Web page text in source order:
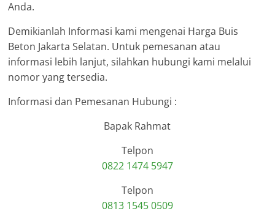
Anda.
Demikianlah Informasi kami mengenai Harga Buis
Beton Jakarta Selatan. Untuk pemesanan atau
informasi lebih lanjut, silahkan hubungi kami melalui
nomor yang tersedia.
Informasi dan Pemesanan Hubungi :
Bapak Rahmat
Telpon
0822 1474 5947
Telpon
0813 1545 0509